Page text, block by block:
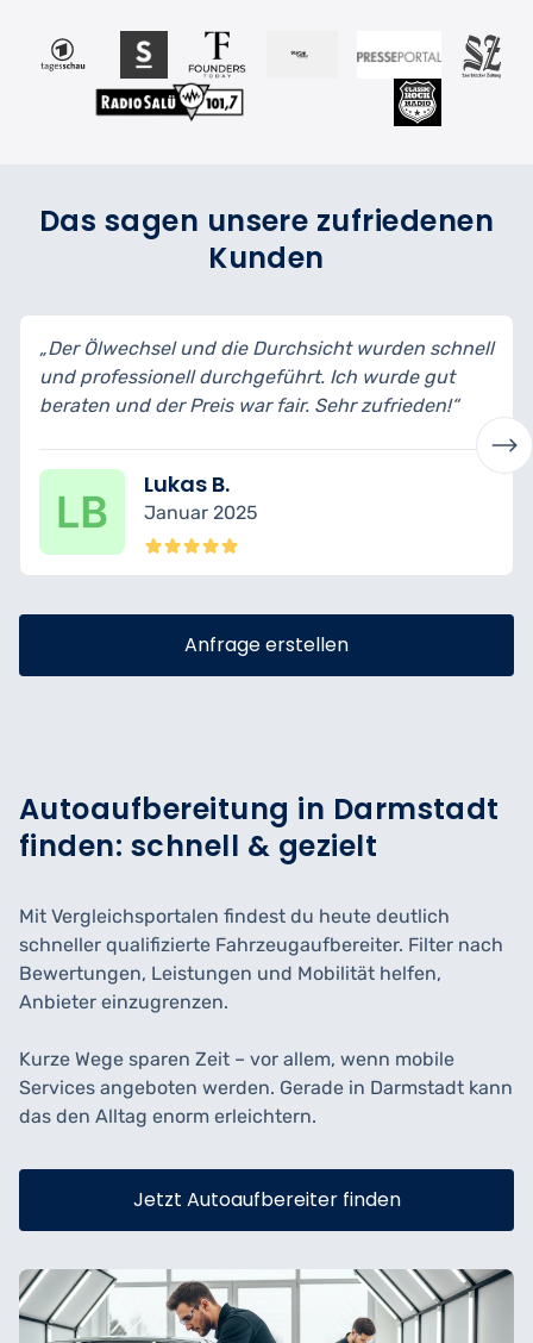
Das sagen unsere zufriedenen
Kunden
wurden schnell
wurde gut
zufrieden!“
„Ich habe mein Auto zur Inspektion
bin wirklich begeistert vom Service.
transparent erklärt und fachgerecht
Anfrage erstellen
Autoaufbereitung in Darmstadt
finden: schnell & gezielt
Mit Vergleichsportalen findest du heute deutlich
schneller qualifizierte Fahrzeugaufbereiter. Filter nach
Bewertungen, Leistungen und Mobilität helfen,
Anbieter einzugrenzen.
Kurze Wege sparen Zeit – vor allem, wenn mobile
Services angeboten werden. Gerade in Darmstadt kann
das den Alltag enorm erleichtern.
Jetzt Autoaufbereiter finden